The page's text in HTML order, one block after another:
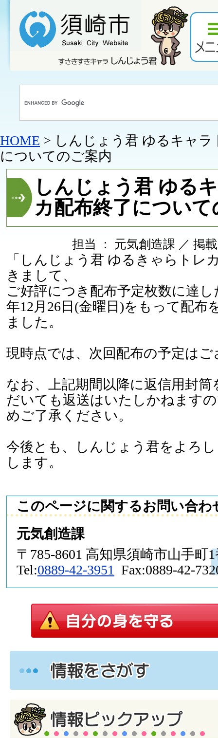
HOME > しんじょう君 ゆるキャラ
についてのご案内
しんじょう君 ゆる
カ配布終了について
担当 ： 元気創造課 ／ 掲
「しんじょう君 ゆるきゃらトレ
きまして、
ご好評につき配布予定枚数に達
年12月26日(金曜日)をもって配布
ました。
現時点では、次回配布の予定は
なお、上記期間以降に返信用封
だいても返送はいたしかねます
めご了承ください。
今後とも、しんじょう君をよろ
します。
このページに関するお問い合わ
元気創造課
〒785-8601 高知県須崎市山手町
Tel:0889-42-3951 Fax:0889-42-